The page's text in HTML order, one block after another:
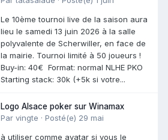
Le 10ème tournoi live de la saison aura
lieu le samedi 13 juin 2026 à la salle
polyvalente de Scherwiller, en face de
la mairie. Tournoi limité à 50 joueurs !
Buy-in: 40€ Format: normal NLHE PKO
Starting stack: 30k (+5k si votre...
Logo Alsace poker sur Winamax
Par vingte · Posté(e) 29 mai
à utiliser comme avatar si vous le